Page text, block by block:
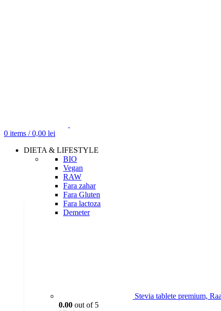
0 items / 0,00 lei
DIETA & LIFESTYLE
BIO
Vegan
RAW
Fara zahar
Fara Gluten
Fara lactoza
Demeter
Stevia tablete premium,
0.00 out of 5